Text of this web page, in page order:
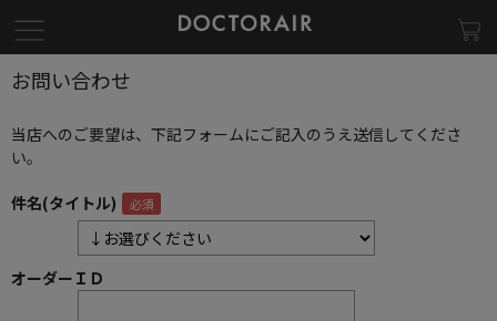
お問い合わせ
当店へのご要望は、下記フォームにご記入のうえ送信してくださ
い。
件名(タイトル)
オーダーＩＤ